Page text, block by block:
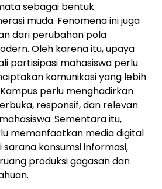
sebagai bentuk
muda. Fenomena ini juga
dari perubahan pola
Oleh karena itu, upaya
partisipasi mahasiswa perlu
komunikasi yang lebih
perlu menghadirkan
responsif, dan relevan
Sementara itu,
memanfaatkan media digital
konsumsi informasi,
produksi gagasan dan